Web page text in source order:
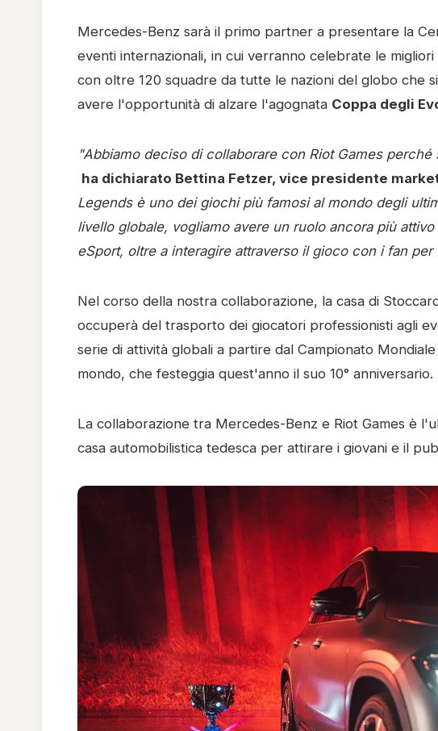
Mercedes-Benz sarà il primo partner a presentare la
eventi internazionali, in cui verranno celebrate le
con oltre 120 squadre da tutte le nazioni del globo che
avere l'opportunità di alzare l'agognata Coppa degli
"Abbiamo deciso di collaborare con Riot Games
ha dichiarato Bettina Fetzer, vice presidente
Legends è uno dei giochi più famosi al mondo degli
livello globale, vogliamo avere un ruolo ancora più
eSport, oltre a interagire attraverso il gioco con i fan
Nel corso della nostra collaborazione, la casa di
occuperà del trasporto dei giocatori professionisti agli
serie di attività globali a partire dal Campionato
mondo, che festeggia quest'anno il suo 10° anniversario.
La collaborazione tra Mercedes-Benz e Riot Games è
casa automobilistica tedesca per attirare i giovani e il